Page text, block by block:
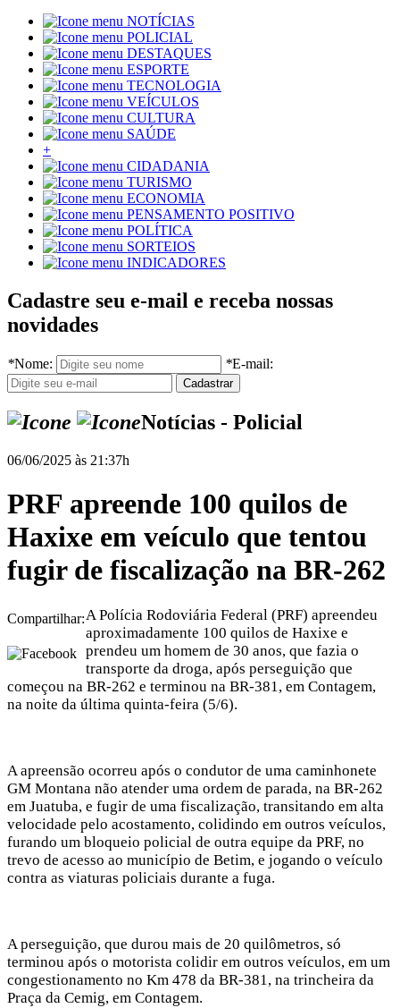
NOTÍCIAS
POLICIAL
DESTAQUES
ESPORTE
TECNOLOGIA
VEÍCULOS
CULTURA
SAÚDE
+
CIDADANIA
TURISMO
ECONOMIA
PENSAMENTO POSITIVO
POLÍTICA
SORTEIOS
INDICADORES
Cadastre seu e-mail e receba nossas
novidades
*Nome: *E-mail:
Notícias - Policial
06/06/2025 às 21:37h
PRF apreende 100 quilos de
Haxixe em veículo que tentou
fugir de fiscalização na BR-262
Compartilhar:A Polícia Rodoviária Federal (PRF) apreendeu
aproximadamente 100 quilos de Haxixe e
prendeu um homem de 30 anos, que fazia o
transporte da droga, após perseguição que
começou na BR-262 e terminou na BR-381, em Contagem,
na noite da última quinta-feira (5/6).
A apreensão ocorreu após o condutor de uma caminhonete
GM Montana não atender uma ordem de parada, na BR-262
em Juatuba, e fugir de uma fiscalização, transitando em alta
velocidade pelo acostamento, colidindo em outros veículos,
furando um bloqueio policial de outra equipe da PRF, no
trevo de acesso ao município de Betim, e jogando o veículo
contra as viaturas policiais durante a fuga.
A perseguição, que durou mais de 20 quilômetros, só
terminou após o motorista colidir em outros veículos, em um
congestionamento no Km 478 da BR-381, na trincheira da
Praça da Cemig, em Contagem.